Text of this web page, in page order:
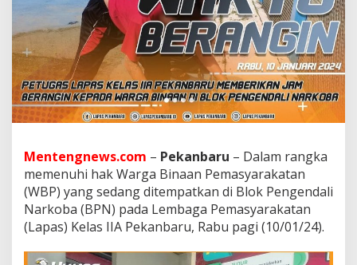
B
P
L
A
P
A
S
P
A
N
B
A
R
U
T
Mentengnews.com – Pekanbaru – Dalam rangka
memenuhi hak Warga Binaan Pemasyarakatan
(WBP) yang sedang ditempatkan di Blok Pengendali
Narkoba (BPN) pada Lembaga Pemasyarakatan
(Lapas) Kelas IIA Pekanbaru, Rabu pagi (10/01/24).